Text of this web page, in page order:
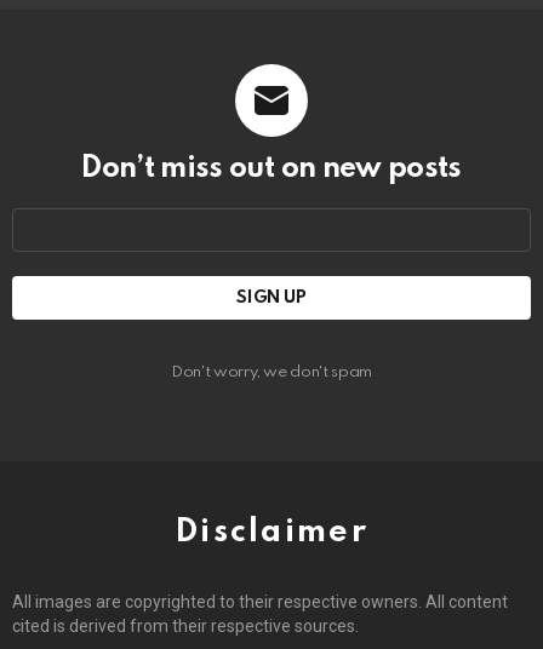
Don’t miss out on new posts
Don't worry, we don't spam
Disclaimer
All images are copyrighted to their respective owners. All content
cited is derived from their respective sources.